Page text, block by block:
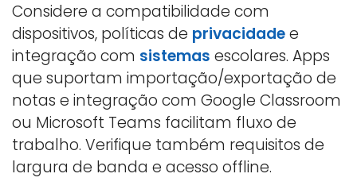
Considere a compatibilidade com
dispositivos, políticas de privacidadee
integração com sistemas escolares. Apps
que suportam importação/exportação de
notas e integração com Google Classroom
ou Microsoft Teams facilitam fluxo de
trabalho. Verifique também requisitos de
largura de banda e acesso offline.